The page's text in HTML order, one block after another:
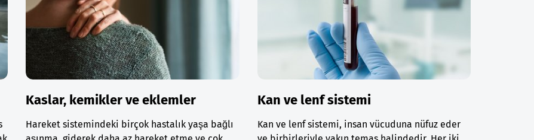
Kaslar, kemikler ve eklemler
Hareket sistemindeki birçok hastalık yaşa bağlı
Kan ve lenf sistemi
Kan ve lenf sistemi, insan vücuduna nüfuz eder